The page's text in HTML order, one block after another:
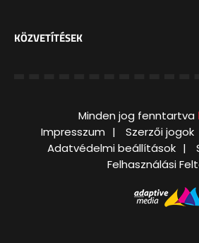
KÖZVETÍTÉSEK
Minden jog fenntartva
Impresszum
Szerzői jogok
Adatvédelmi beállítások
Felhasználási